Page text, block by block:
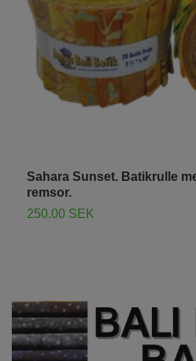
Sahara Sunset. Batikrulle
remsor.
250.00 SEK